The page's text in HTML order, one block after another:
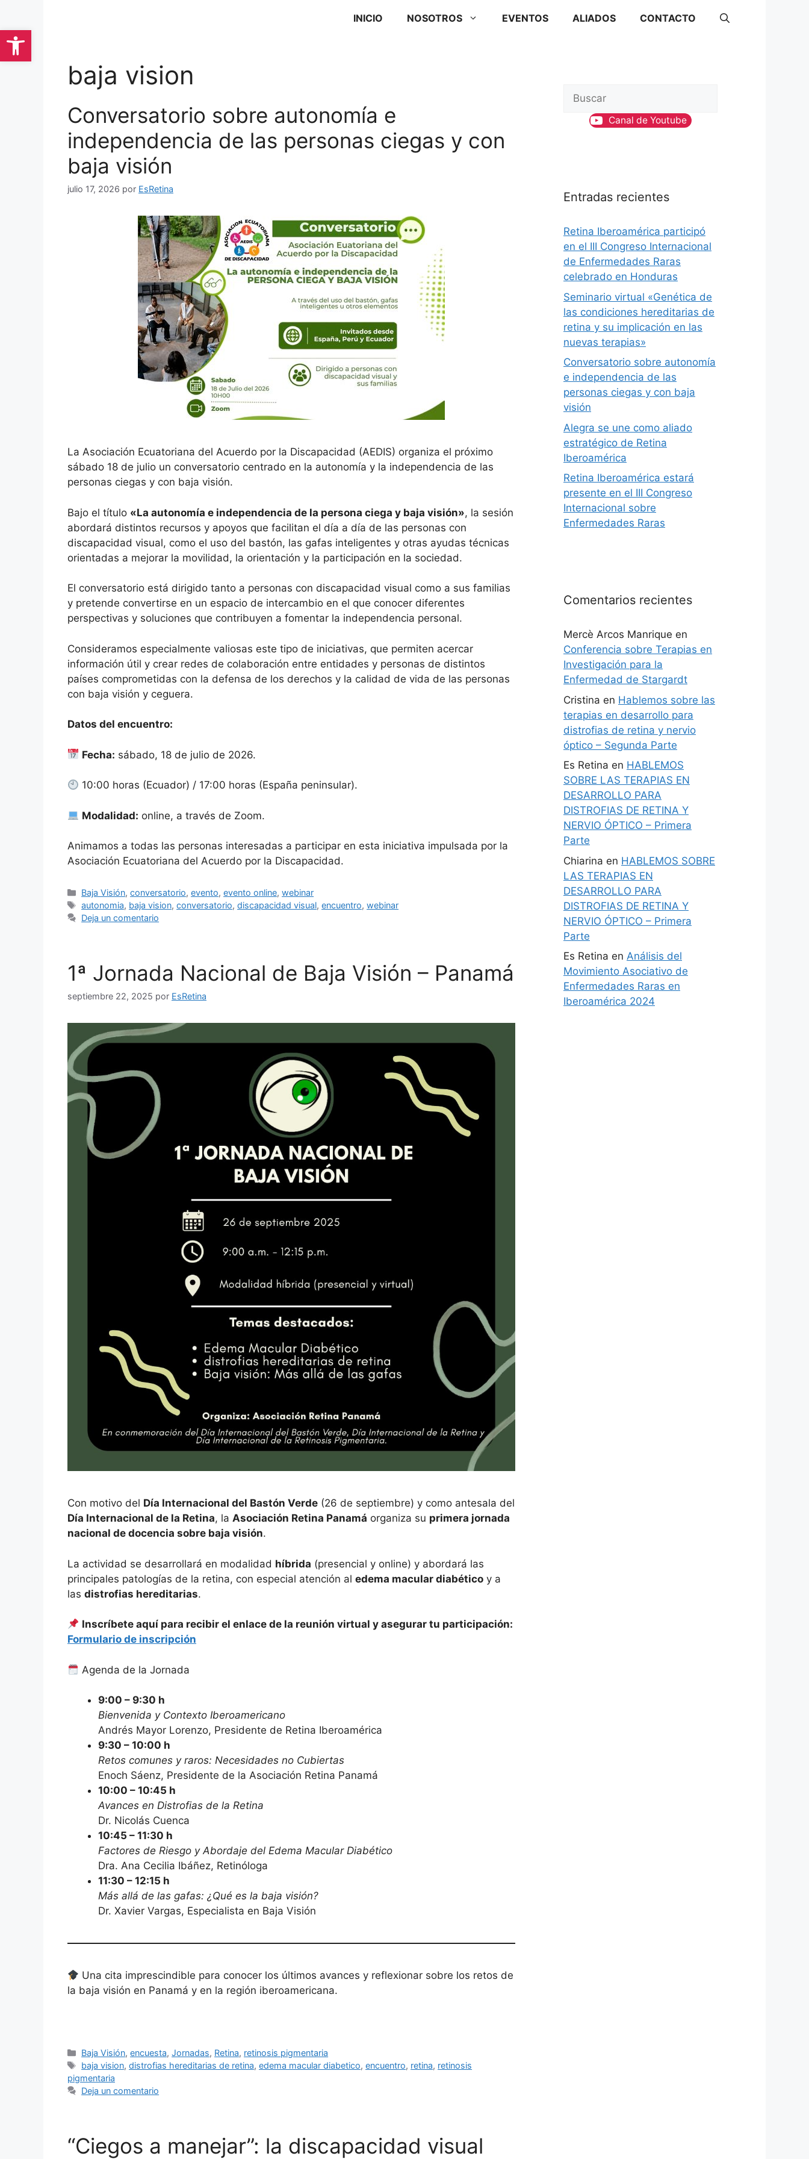
Abrir barra de herramientas
contenido
INICIO NOSOTROS EVENTOS ALIADOS CONTACTO
baja vision
Conversatorio sobre autonomía e
independencia de las personas ciegas y con
baja visión
julio 17, 2026 por EsRetina
La Asociación Ecuatoriana del Acuerdo por la Discapacidad (AEDIS) organiza el próximo
sábado 18 de julio un conversatorio centrado en la autonomía y la independencia de las
personas ciegas y con baja visión.
Bajo el título «La autonomía e independencia de la persona ciega y baja visión», la sesión
abordará distintos recursos y apoyos que facilitan el día a día de las personas con
discapacidad visual, como el uso del bastón, las gafas inteligentes y otras ayudas técnicas
orientadas a mejorar la movilidad, la orientación y la participación en la sociedad.
El conversatorio está dirigido tanto a personas con discapacidad visual como a sus familias
y pretende convertirse en un espacio de intercambio en el que conocer diferentes
perspectivas y soluciones que contribuyen a fomentar la independencia personal.
Consideramos especialmente valiosas este tipo de iniciativas, que permiten acercar
información útil y crear redes de colaboración entre entidades y personas de distintos
países comprometidas con la defensa de los derechos y la calidad de vida de las personas
con baja visión y ceguera.
Datos del encuentro:
Fecha: sábado, 18 de julio de 2026.
10:00 horas (Ecuador) / 17:00 horas (España peninsular).
Modalidad: online, a través de Zoom.
Animamos a todas las personas interesadas a participar en esta iniciativa impulsada por la
Asociación Ecuatoriana del Acuerdo por la Discapacidad.
Categorías
Baja Visión,conversatorio,evento,evento online,webinar
Etiquetas
autonomia, baja vision,conversatorio,discapacidad visual,encuentro,webinar
Deja un comentario
1ª Jornada Nacional de Baja Visión – Panamá
septiembre 22, 2025 por EsRetina
Con motivo del Día Internacional del Bastón Verde (26 de septiembre) y como antesala del
Día Internacional de la Retina, la Asociación Retina Panamá organiza su primera jornada
nacional de docencia sobre baja visión.
La actividad se desarrollará en modalidad híbrida (presencial y online) y abordará las
principales patologías de la retina, con especial atención al edema macular diabético y a
las distrofias hereditarias.
Inscríbete aquí para recibir el enlace de la reunión virtual y asegurar tu participación:
Formulario de inscripción
Agenda de la Jornada
9:00 – 9:30 h
Bienvenida y Contexto Iberoamericano
Andrés Mayor Lorenzo, Presidente de Retina Iberoamérica
9:30 – 10:00 h
Retos comunes y raros: Necesidades no Cubiertas
Enoch Sáenz, Presidente de la Asociación Retina Panamá
10:00 – 10:45 h
Avances en Distrofias de la Retina
Dr. Nicolás Cuenca
10:45 – 11:30 h
Factores de Riesgo y Abordaje del Edema Macular Diabético
Dra. Ana Cecilia Ibáñez, Retinóloga
11:30 – 12:15 h
Más allá de las gafas: ¿Qué es la baja visión?
Dr. Xavier Vargas, Especialista en Baja Visión
Una cita imprescindible para conocer los últimos avances y reflexionar sobre los retos de
la baja visión en Panamá y en la región iberoamericana.
Categorías
Baja Visión,encuesta,Jornadas, Retina, retinosis pigmentaria
Etiquetas
baja vision,distrofias hereditarias de retina,edema macular diabetico,encuentro, retina, retinosis
pigmentaria
Deja un comentario
“Ciegos a manejar”: la discapacidad visual
Canal de Youtube
Entradas recientes
Retina Iberoamérica participó
en el III Congreso Internacional
de Enfermedades Raras
celebrado en Honduras
Seminario virtual «Genética de
las condiciones hereditarias de
retina y su implicación en las
nuevas terapias»
Conversatorio sobre autonomía
e independencia de las
personas ciegas y con baja
visión
Alegra se une como aliado
estratégico de Retina
Iberoamérica
Retina Iberoamérica estará
presente en el III Congreso
Internacional sobre
Enfermedades Raras
Comentarios recientes
Mercè Arcos Manrique en
Conferencia sobre Terapias en
Investigación para la
Enfermedad de Stargardt
Cristina en Hablemos sobre las
terapias en desarrollo para
distrofias de retina y nervio
óptico – Segunda Parte
Es Retina en HABLEMOS
SOBRE LAS TERAPIAS EN
DESARROLLO PARA
DISTROFIAS DE RETINA Y
NERVIO ÓPTICO – Primera
Parte
Chiarina en HABLEMOS SOBRE
LAS TERAPIAS EN
DESARROLLO PARA
DISTROFIAS DE RETINA Y
NERVIO ÓPTICO – Primera
Parte
Es Retina en Análisis del
Movimiento Asociativo de
Enfermedades Raras en
Iberoamérica 2024